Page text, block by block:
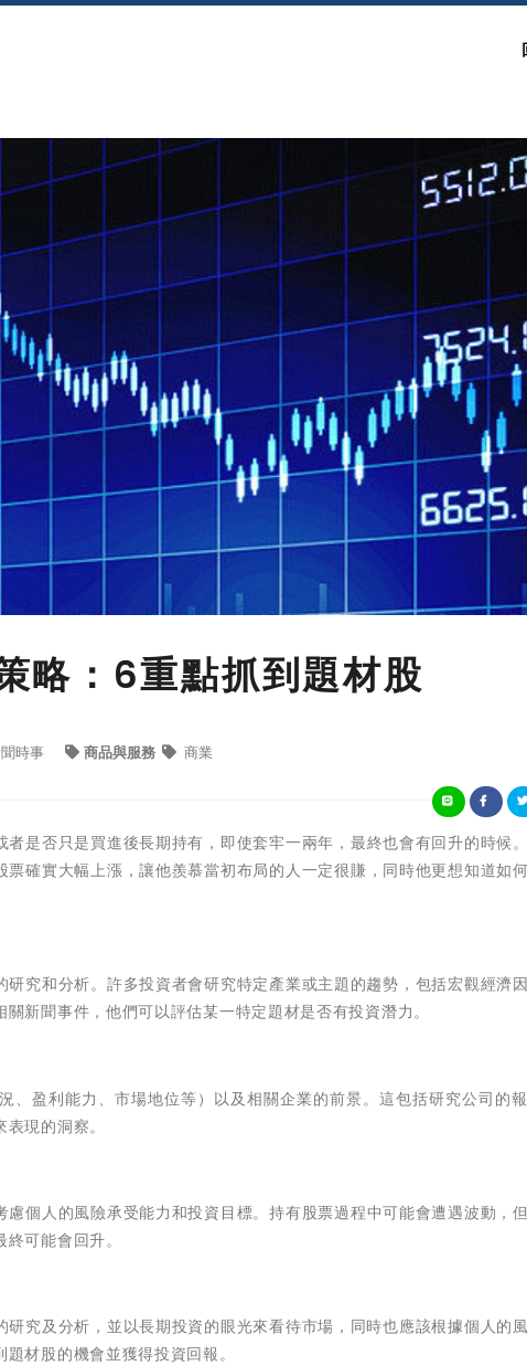
略：6重點抓到題材股
時事 商品與服務 商業
是否只是買進後長期持有，即使套牢一兩年，最終也會有回升的時候
確實大幅上漲，讓他羨慕當初布局的人一定很賺，同時他更想知道如
研究和分析。許多投資者會研究特定產業或主題的趨勢，包括宏觀經濟
新聞事件，他們可以評估某一特定題材是否有投資潛力。
、盈利能力、市場地位等）以及相關企業的前景。這包括研究公司的
現的洞察。
慮個人的風險承受能力和投資目標。持有股票過程中可能會遭遇波動，
可能會回升。
研究及分析，並以長期投資的眼光來看待市場，同時也應該根據個人的
材股的機會並獲得投資回報。